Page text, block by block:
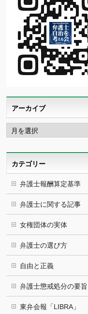
アーカイブ
ア
ー
カ
カテゴリー
弁護士報酬算定基準
弁護士に関する記事
女権団体の実体
弁護士の選び方
自由と正義
弁護士懲戒処分の要旨
東弁会報「LIBRA」